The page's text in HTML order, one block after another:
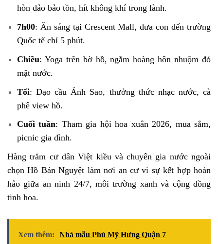
hòn đảo bảo tồn, hít không khí trong lành.
7h00: Ăn sáng tại Crescent Mall, đưa con đến trường
Quốc tế chỉ 5 phút.
Chiều: Yoga trên bờ hồ, ngắm hoàng hôn nhuộm đỏ
mặt nước.
Tối: Dạo cầu Ánh Sao, thưởng thức nhạc nước, cà
phê view hồ.
Cuối tuần: Tham gia hội hoa xuân 2026, mua sắm,
picnic gia đình.
Hàng trăm cư dân Việt kiều và chuyên gia nước ngoài
chọn Hồ Bán Nguyệt làm nơi an cư vì sự kết hợp hoàn
hảo giữa an ninh 24/7, môi trường xanh và cộng đồng
tinh hoa.
Xem thêm: Nhà mẫu Phú Mỹ Hưng Quận 7